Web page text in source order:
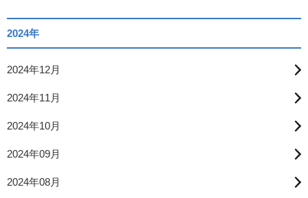
2024年
2024年12月
2024年11月
2024年10月
2024年09月
2024年08月